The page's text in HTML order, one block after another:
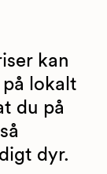
kan
på lokalt
du på
dyr.